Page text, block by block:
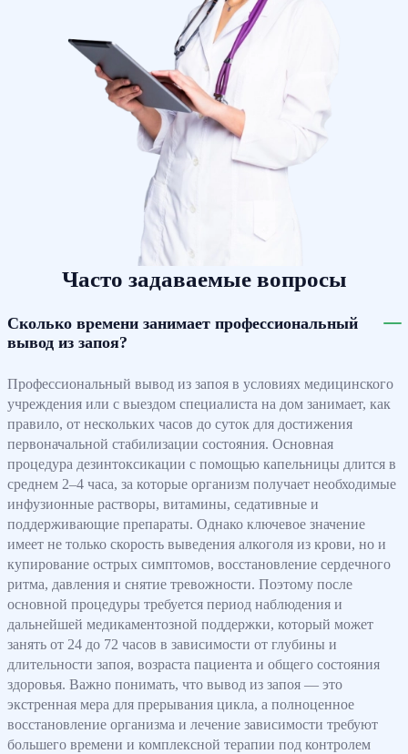
Часто задаваемые вопросы
Сколько времени занимает профессиональный
вывод из запоя?
Профессиональный вывод из запоя в условиях медицинского
учреждения или с выездом специалиста на дом занимает, как
правило, от нескольких часов до суток для достижения
первоначальной стабилизации состояния. Основная
процедура дезинтоксикации с помощью капельницы длится в
среднем 2–4 часа, за которые организм получает необходимые
инфузионные растворы, витамины, седативные и
поддерживающие препараты. Однако ключевое значение
имеет не только скорость выведения алкоголя из крови, но и
купирование острых симптомов, восстановление сердечного
ритма, давления и снятие тревожности. Поэтому после
основной процедуры требуется период наблюдения и
дальнейшей медикаментозной поддержки, который может
занять от 24 до 72 часов в зависимости от глубины и
длительности запоя, возраста пациента и общего состояния
здоровья. Важно понимать, что вывод из запоя — это
экстренная мера для прерывания цикла, а полноценное
восстановление организма и лечение зависимости требуют
большего времени и комплексной терапии под контролем